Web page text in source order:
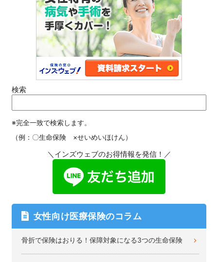
検索
※完全一致で検索します。
（例：〇生命保険 ×せいめいほけん）
＼インズウェブのお得情報を発信！／
女性向け医療保険のコラム
骨折で保険はおりる！保障対象になる3つの生命保険